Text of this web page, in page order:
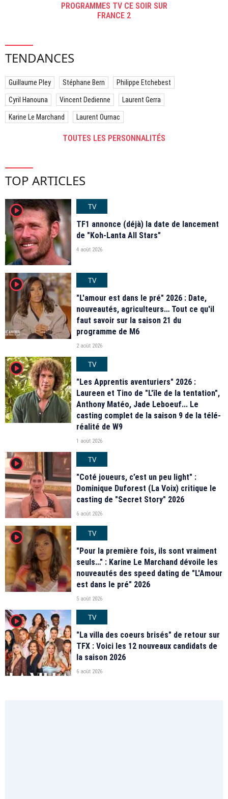
PROGRAMMES TV CE SOIR SUR
FRANCE 2
TENDANCES
Guillaume Pley Stéphane Bern Philippe Etchebest
Cyril Hanouna Vincent Dedienne Laurent Gerra
Karine Le Marchand Laurent Ournac
TOUTES LES PERSONNALITÉS
TOP ARTICLES
player2
TV
TF1 annonce (déjà) la date de lancement
de "Koh-Lanta All Stars"
4 août 2026
player2
TV
"L'amour est dans le pré" 2026 : Date,
nouveautés, agriculteurs… Tout ce qu'il
faut savoir sur la saison 21 du
programme de M6
2 août 2026
player2
TV
"Les Apprentis aventuriers" 2026 :
Laureen et Tino de "L'île de la tentation",
Anthony Matéo, Jade Leboeuf... Le
casting complet de la saison 9 de la télé-
réalité de W9
1 août 2026
player2
TV
"Coté joueurs, c’est un peu light" :
Dominique Duforest (La Voix) critique le
casting de "Secret Story" 2026
6 août 2026
player2
TV
"Pour la première fois, ils sont vraiment
seuls…" : Karine Le Marchand dévoile les
nouveautés des speed dating de "L'Amour
est dans le pré" 2026
5 août 2026
player2
TV
"La villa des coeurs brisés" de retour sur
TFX : Voici les 12 nouveaux candidats de
la saison 2026
6 août 2026